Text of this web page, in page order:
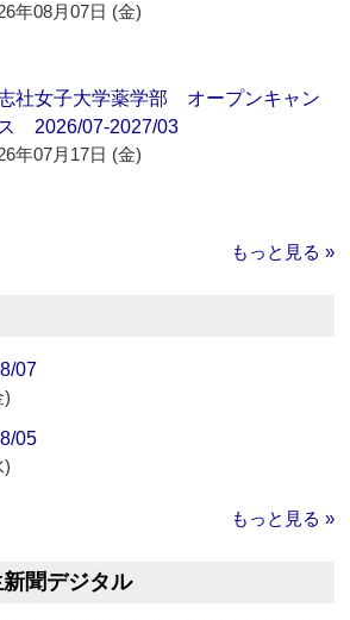
年08月07日 (金)
社女子大学薬学部 オープンキャン
2026/07-2027/03
年07月17日 (金)
もっと見る »
07
)
05
)
もっと見る »
聞デジタル